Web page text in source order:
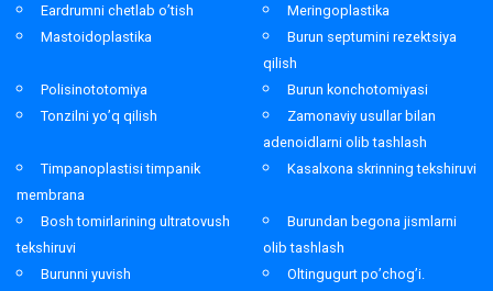
Eardrumni chetlab o’tish
Meringoplastika
Mastoidoplastika
Burun septumini rezektsiya
qilish
Polisinototomiya
Burun konchotomiyasi
Tonzilni yo’q qilish
Zamonaviy usullar bilan
adenoidlarni olib tashlash
Timpanoplastisi timpanik
membrana
Kasalxona skrinning tekshiruvi
Bosh tomirlarining ultratovush
tekshiruvi
Burundan begona jismlarni
olib tashlash
Burunni yuvish
Oltingugurt po’chog’i.